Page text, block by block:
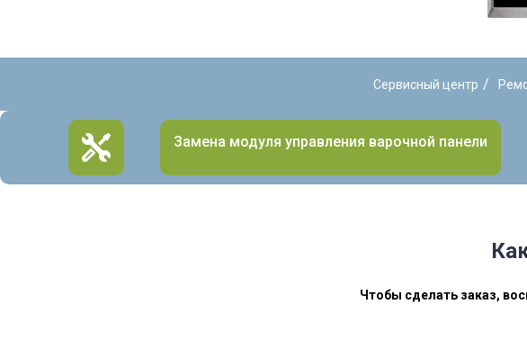
Сервисный центр /
Замена модуля управления варочной панели
Чтобы сделать заказ,